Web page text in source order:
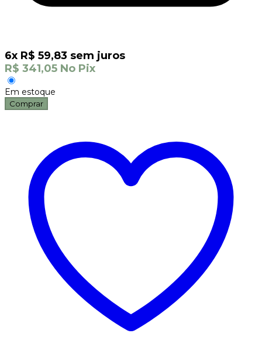
6x R$ 59,83 sem juros
R$ 341,05 No Pix
Em estoque
Comprar